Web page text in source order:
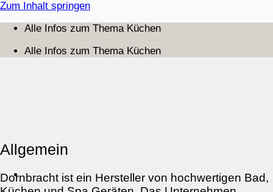
Zum Inhalt springen
Alle Infos zum Thema Küchen
Alle Infos zum Thema Küchen
Allgemein
Dornbracht ist ein Hersteller von hochwertigen Bad,